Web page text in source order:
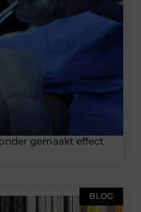
gemaakt effect
BLOG